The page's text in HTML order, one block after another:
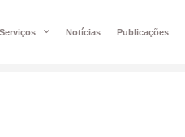
Serviços Notícias Publicações